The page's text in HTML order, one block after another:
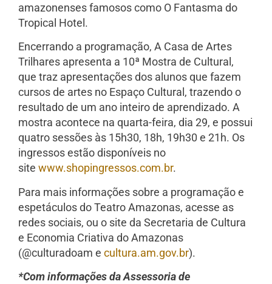
amazonenses famosos como O Fantasma do
Tropical Hotel.
Encerrando a programação, A Casa de Artes
Trilhares apresenta a 10ª Mostra de Cultural,
que traz apresentações dos alunos que fazem
cursos de artes no Espaço Cultural, trazendo o
resultado de um ano inteiro de aprendizado. A
mostra acontece na quarta-feira, dia 29, e possui
quatro sessões às 15h30, 18h, 19h30 e 21h. Os
ingressos estão disponíveis no
site www.shopingressos.com.br.
Para mais informações sobre a programação e
espetáculos do Teatro Amazonas, acesse as
redes sociais, ou o site da Secretaria de Cultura
e Economia Criativa do Amazonas
(@culturadoam e cultura.am.gov.br).
*Com informações da Assessoria de